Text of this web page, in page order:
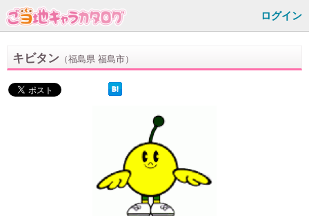
ログイン
キビタン （福島県 福島市）